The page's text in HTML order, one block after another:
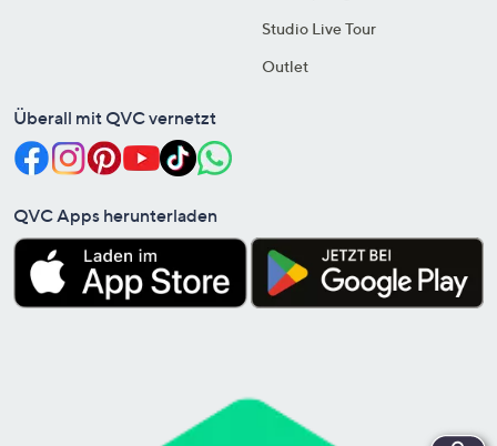
Studio Live Tour
Outlet
Überall mit QVC vernetzt
QVC Apps herunterladen